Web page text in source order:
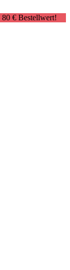
80 € Bestellwert!